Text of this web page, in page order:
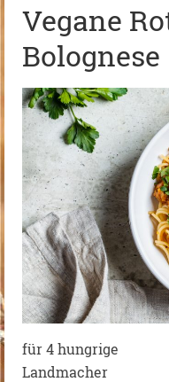
Vegane
Bolognese
für 4 hungrige
Landmacher